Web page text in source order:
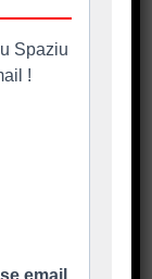
di u 21 di